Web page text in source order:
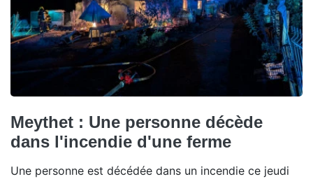
Meythet : Une personne décède
dans l'incendie d'une ferme
Une personne est décédée dans un incendie ce jeudi